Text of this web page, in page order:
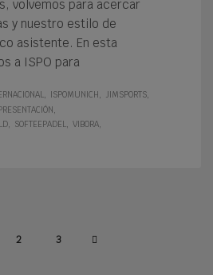
volvemos para acercar
y nuestro estilo de
asistente. En esta
a ISPO para
ISPOMUNICH
JIMSPORTS
SOFTEEPADEL VIBORA
2 3